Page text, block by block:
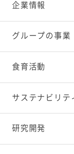
企業情報
グループの事業
食育活動
サステナビリテ
研究開発